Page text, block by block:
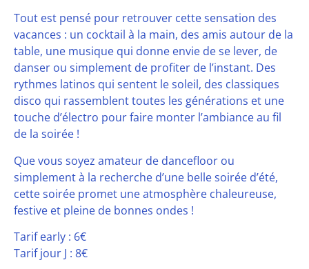
Tout est pensé pour retrouver cette sensation des
vacances : un cocktail à la main, des amis autour de la
table, une musique qui donne envie de se lever, de
danser ou simplement de profiter de l’instant. Des
rythmes latinos qui sentent le soleil, des classiques
disco qui rassemblent toutes les générations et une
touche d’électro pour faire monter l’ambiance au fil
de la soirée !
Que vous soyez amateur de dancefloor ou
simplement à la recherche d’une belle soirée d’été,
cette soirée promet une atmosphère chaleureuse,
festive et pleine de bonnes ondes !
Tarif early : 6€
Tarif jour J : 8€